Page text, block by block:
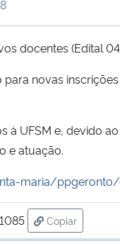
docentes (Edital
novas
UFSM e, devido
e atuação.
maria/
Copiar
para área de